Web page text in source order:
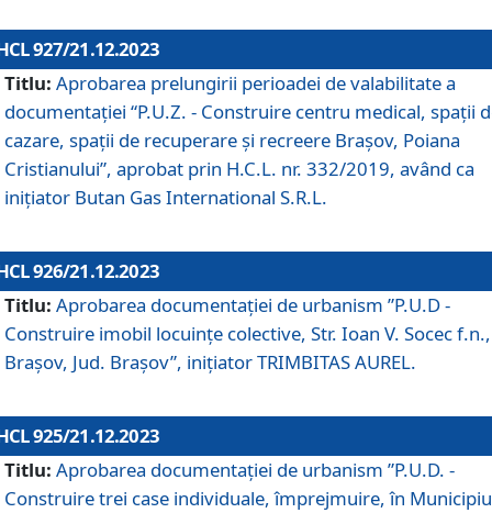
927/21.12.2023
Titlu: Aprobarea prelungirii perioadei de valabilitate a
documentaţiei “P.U.Z. - Construire centru medical, spații
cazare, spații de recuperare și recreere Brașov, Poiana
Cristianului”, aprobat prin H.C.L. nr. 332/2019, având ca
inițiator Butan Gas International S.R.L.
926/21.12.2023
Titlu: Aprobarea documentaţiei de urbanism ”P.U.D -
Construire imobil locuințe colective, Str. Ioan V. Socec f.n.,
Brașov, Jud. Brașov”, inițiator TRIMBITAS AUREL.
925/21.12.2023
Titlu: Aprobarea documentaţiei de urbanism ”P.U.D. -
Construire trei case individuale, împrejmuire, în